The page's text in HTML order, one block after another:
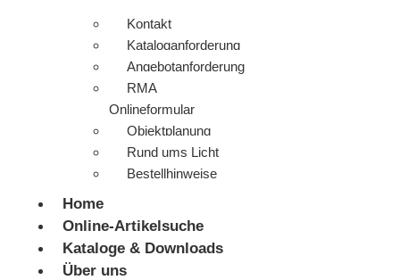
Kontakt
Kataloganforderung
Angebotanforderung
RMA
Onlineformular
Objektplanung
Rund ums Licht
Bestellhinweise
Home
Online-Artikelsuche
Kataloge & Downloads
Über uns